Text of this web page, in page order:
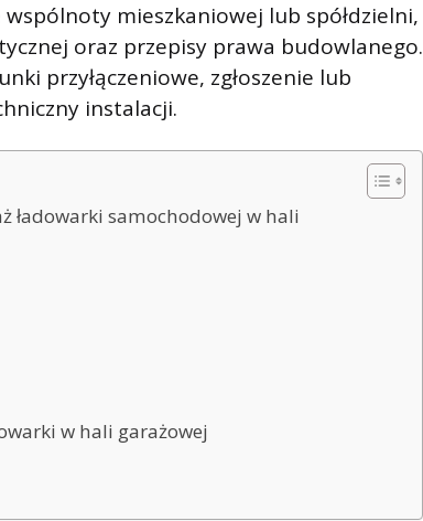
mieszkaniowej lub spółdzielni,
oraz przepisy prawa budowlanego.
przyłączeniowe, zgłoszenie lub
instalacji.
ładowarki samochodowej w hali
w hali garażowej